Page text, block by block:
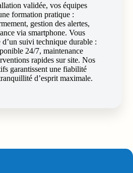
validée, vos équipes
formation pratique :
gestion des alertes,
via smartphone. Vous
suivi technique durable :
24/7, maintenance
rapides sur site. Nos
garantissent une fiabilité
d’esprit maximale.